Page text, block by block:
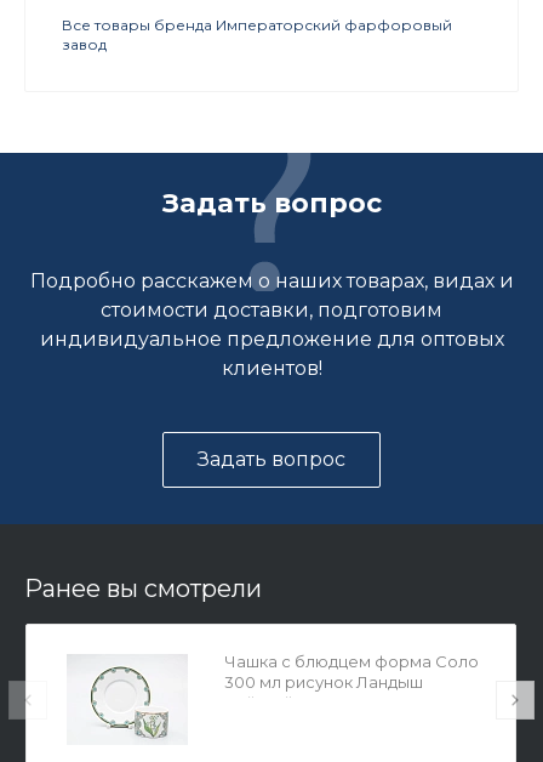
Все товары бренда Императорский фарфоровый
завод
Задать вопрос
Подробно расскажем о наших товарах, видах и
стоимости доставки, подготовим
индивидуальное предложение для оптовых
клиентов!
Задать вопрос
Ранее вы смотрели
Чашка с блюдцем форма Соло
300 мл рисунок Ландыш
майский, арт. 81.29190.00.1